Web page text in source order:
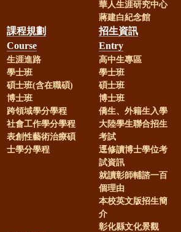
(93級系友)、李美娟
校長
謝雅淳同學榮獲113年
檔案優等獎
丁千娜、黃莉芯、林
同學榮獲第30屆白沙
本系《輔導與諮商學
華人生涯研究中心
蔣建白紀念館
課程規劃
Course
生涯進路
學士班
碩士班(含在職碩)
博士班
跨領域學分學程
社會工作學分學程
表創性藝術治療碩
士學分學程
招生資訊
Entry
高中生專區
學士班
碩士班
博士班
僑生、外籍生入學
大陸學生聯合招生
考試
逕修讀博士學位考
試資訊
就讀彰師輔諮一百
個理由
本校英文版招生簡
介
彰化縣文化景觀